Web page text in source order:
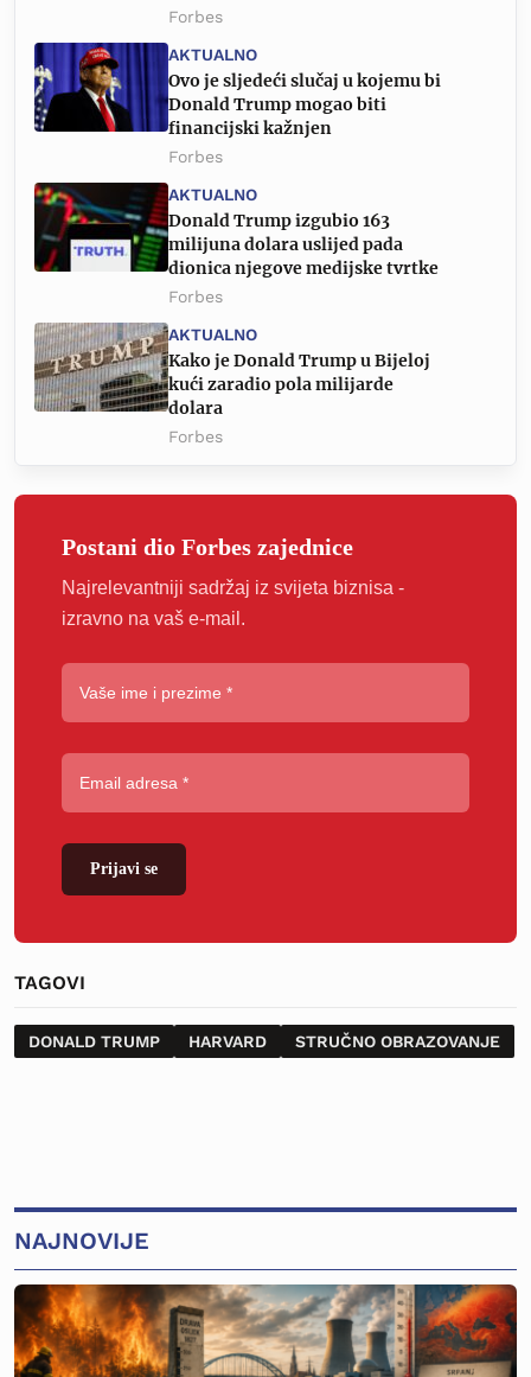
Forbes
AKTUALNO
Ovo je sljedeći slučaj u kojemu bi
Donald Trump mogao biti
financijski kažnjen
Forbes
AKTUALNO
Donald Trump izgubio 163
milijuna dolara uslijed pada
dionica njegove medijske tvrtke
Forbes
AKTUALNO
Kako je Donald Trump u Bijeloj
kući zaradio pola milijarde
dolara
Forbes
Postani dio Forbes zajednice
Najrelevantniji sadržaj iz svijeta biznisa -
izravno na vaš e-mail.
Prijavi se
TAGOVI
DONALD TRUMP HARVARD STRUČNO OBRAZOVANJE
NAJNOVIJE